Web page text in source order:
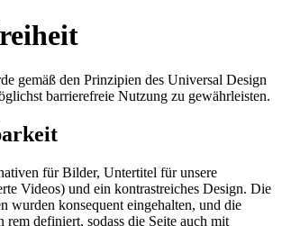
gemäß den Prinzipien des Universal Design
barrierefreie Nutzung zu gewährleisten.
für Bilder, Untertitel für unsere
Videos) und ein kontrastreiches Design. Die
wurden konsequent eingehalten, und die
rem definiert, sodass die Seite auch mit